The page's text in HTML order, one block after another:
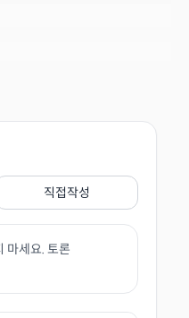
직접작성
마세요. 토론